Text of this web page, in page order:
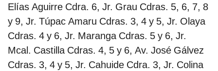
Elías Aguirre Cdra. 6, Jr. Grau Cdras. 5, 6, 7, 8
y 9, Jr. Túpac Amaru Cdras. 3, 4 y 5, Jr. Olaya
Cdras. 4 y 6, Jr. Maranga Cdras. 5 y 6, Jr.
Mcal. Castilla Cdras. 4, 5 y 6, Av. José Gálvez
Cdras. 3, 4 y 5, Jr. Cahuide Cdra. 3, Jr. Colina